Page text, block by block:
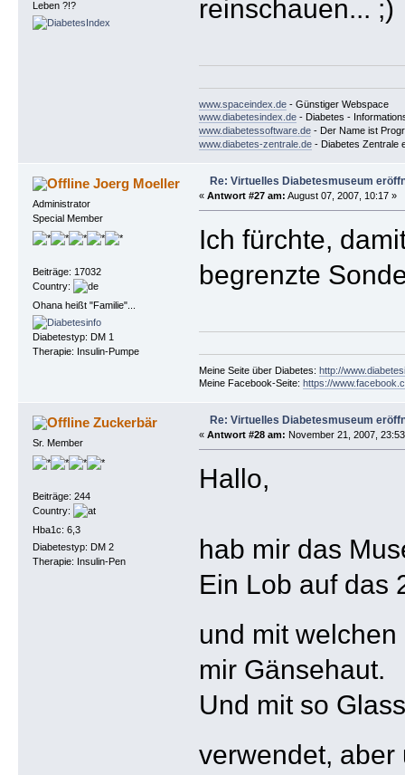
Leben ?!?
reinschauen...
www.spaceindex.de- Günstiger Webspace
www.diabetesindex.de- Diabetes -
www.diabetessoftware.de- Der Name ist
www.diabetes-zentrale.de- Diabetes Zentrale
Joerg Moeller
Administrator
Special Member
Beiträge: 17032
Country:
Ohana heißt "Familie"...
Diabetestyp: DM 1
Therapie: Insulin-Pumpe
Re: Virtuelles Diabetesmuseum
« Antwort #27 am: August 07, 2007, 10:17 »
Ich fürchte,
begrenzte
Meine Seite über Diabetes: http://
Meine Facebook-Seite: https://
Zuckerbär
Sr. Member
Beiträge: 244
Country:
Hba1c: 6,3
Diabetestyp: DM 2
Therapie: Insulin-Pen
Re: Virtuelles Diabetesmuseum
« Antwort #28 am: November 21, 2007,
Hallo,
hab mir das
Ein Lob auf das
und mit
mir Gänsehaut.
Und mit so
verwendet,